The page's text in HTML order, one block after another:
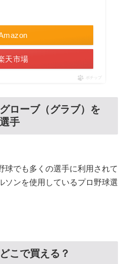
天市場
ポチップ
ローブ（グラブ）を
手
球でも多くの選手に利用されて
ソンを使用しているプロ野球選
こで買える？